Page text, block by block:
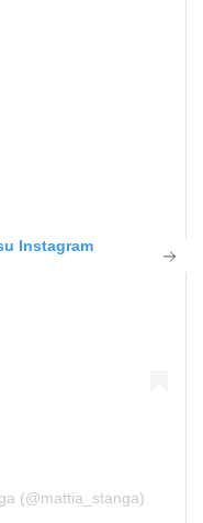
Instagram
(@mattia_stanga)